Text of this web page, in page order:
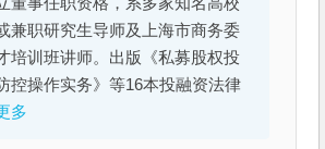
兼职研究生导师及上海市商务委
培训班讲师。出版《私募股权投
控操作实务》等16本投融资法律
多